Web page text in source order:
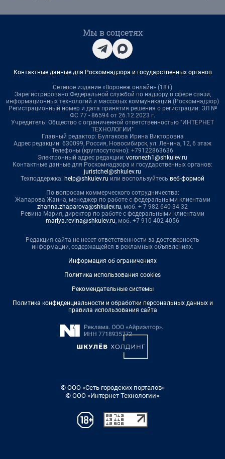
Мы в соцсетях
Контактные данные для Роскомнадзора и государственных органов
Сетевое издание «Воронеж онлайн» (18+)
Зарегистрировано Федеральной службой по надзору в сфере связи,
информационных технологий и массовых коммуникаций (Роскомнадзор)
Регистрационный номер и дата принятия решения о регистрации: ЭЛ №
ФС 77 - 86594 от 26.12.2023 г.
Учредитель: Общество с ограниченной ответственностью "ИНТЕРНЕТ
ТЕХНОЛОГИИ"
Главный редактор: Булгакова Ирина Викторовна
Адрес редакции: 630099, Россия, Новосибирск, ул. Ленина, 12, 6 этаж
Телефоны (круглосуточно): +79122863636
Электронный адрес редакции: voronezh1@shkulev.ru
Контактные данные для Роскомнадзора и государственных органов:
juristchel@shkulev.ru
Техподдержка: help@shkulev.ru или воспользуйтесь веб-формой
По вопросам коммерческого сотрудничества:
Жапарова Жанна, менеджер по работе с федеральными клиентами
zhanna.zhaparova@shkulev.ru, моб. + 7 982 640 34 32
Ревина Мария, директор по работе с федеральными клиентами
mariya.revina@shkulev.ru, моб. +7 910 402 4056
Редакция сайта не несет ответственности за достоверность
информации, содержащейся в рекламных объявлениях.
Информация об ограничениях
Политика использования cookies
Рекомендательные системы
Политика конфиденциальности и обработки персональных данных и
правила использования сайта
© ООО «Сеть городских порталов»
© ООО «Интернет Технологии»